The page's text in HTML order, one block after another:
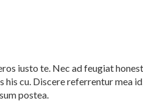
iusto te. Nec ad feugiat
cu. Discere referrentur mea
postea.